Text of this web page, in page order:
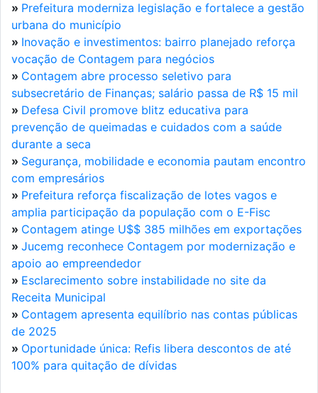
» Prefeitura moderniza legislação e fortalece a gestão
urbana do município
» Inovação e investimentos: bairro planejado reforça
vocação de Contagem para negócios
» Contagem abre processo seletivo para
subsecretário de Finanças; salário passa de R$ 15 mil
» Defesa Civil promove blitz educativa para
prevenção de queimadas e cuidados com a saúde
durante a seca
» Segurança, mobilidade e economia pautam encontro
com empresários
» Prefeitura reforça fiscalização de lotes vagos e
amplia participação da população com o E-Fisc
» Contagem atinge U$$ 385 milhões em exportações
» Jucemg reconhece Contagem por modernização e
apoio ao empreendedor
» Esclarecimento sobre instabilidade no site da
Receita Municipal
» Contagem apresenta equilíbrio nas contas públicas
de 2025
» Oportunidade única: Refis libera descontos de até
100% para quitação de dívidas